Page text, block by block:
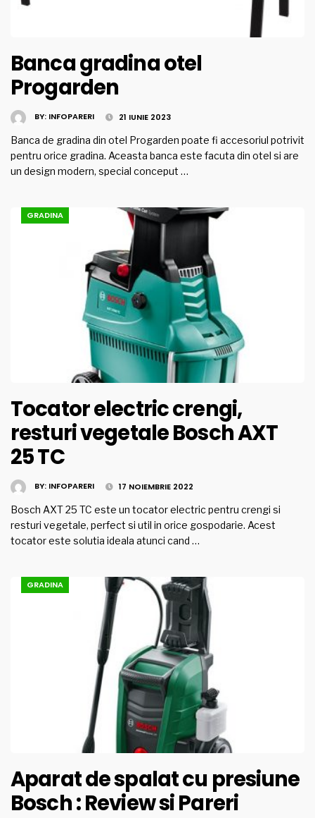
Banca gradina otel
Progarden
BY: INFOPARERI 21 IUNIE 2023
Banca de gradina din otel Progarden poate fi accesoriul potrivit
pentru orice gradina. Aceasta banca este facuta din otel si are
un design modern, special conceput …
GRADINA
Tocator electric crengi,
resturi vegetale Bosch AXT
25 TC
BY: INFOPARERI 17 NOIEMBRIE 2022
Bosch AXT 25 TC este un tocator electric pentru crengi si
resturi vegetale, perfect si util in orice gospodarie. Acest
tocator este solutia ideala atunci cand …
GRADINA
Aparat de spalat cu presiune
Bosch : Review si Pareri